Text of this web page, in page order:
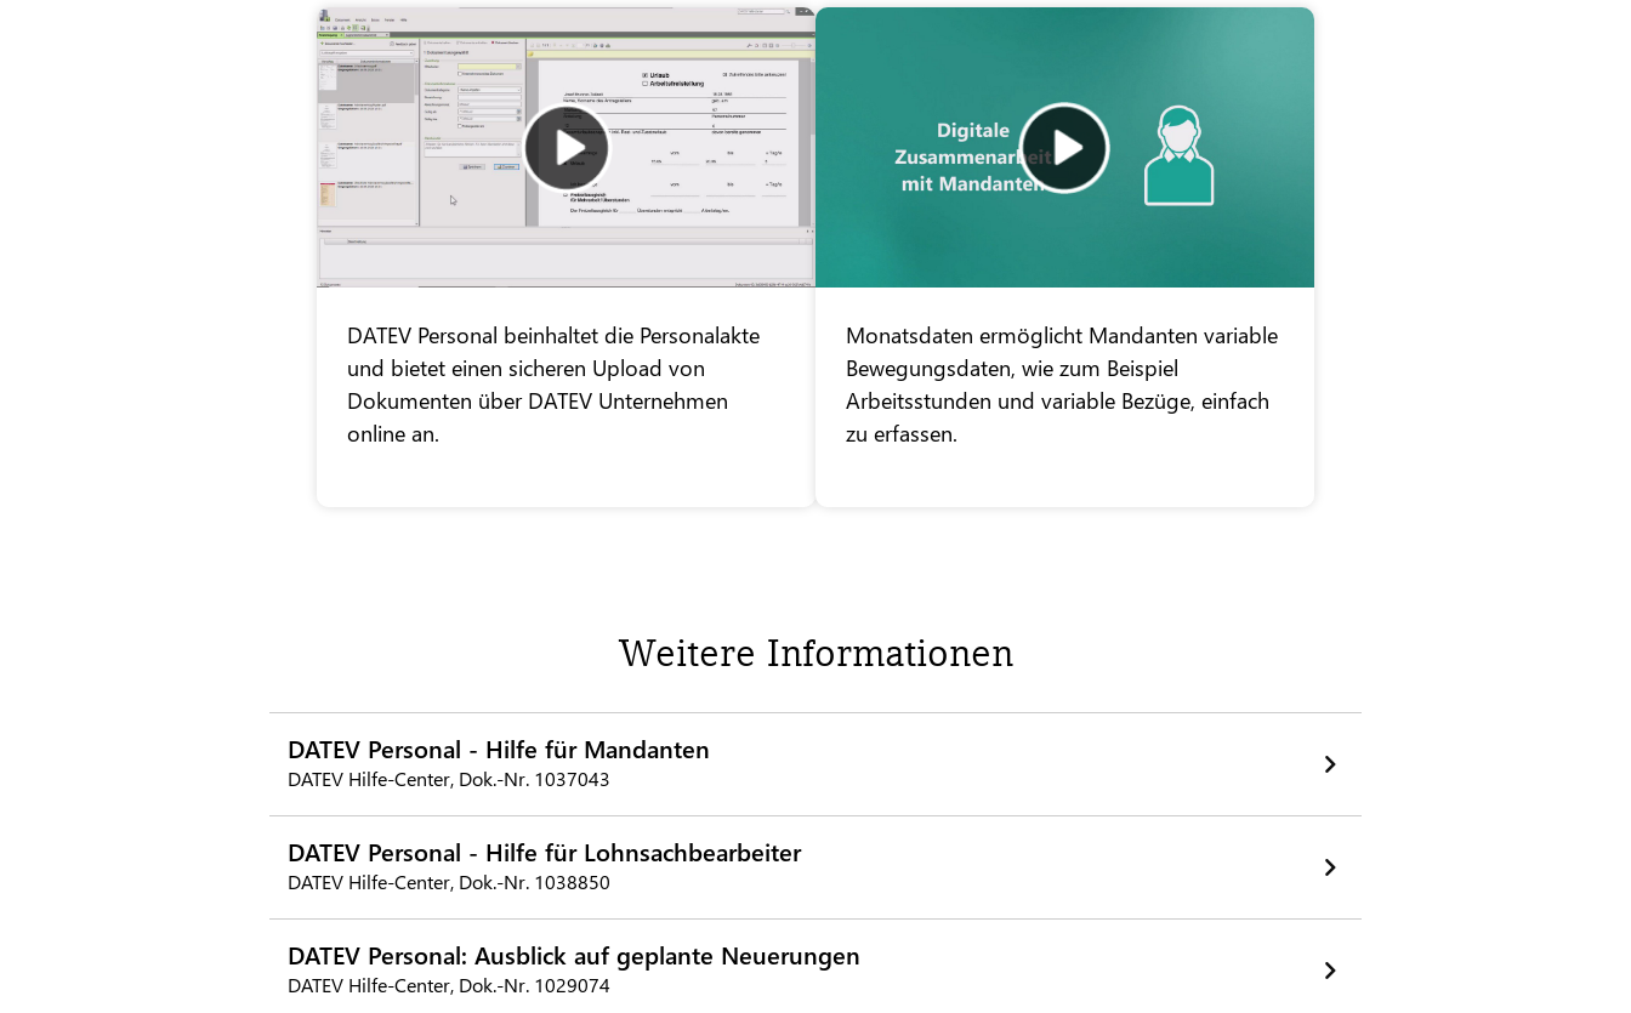
DATEV Personal beinhaltet die Personalakte
und bietet einen sicheren Upload von
Dokumenten über DATEV Unternehmen
online an.
Monatsdaten ermöglicht Mandanten variable
Bewegungsdaten, wie zum Beispiel
Arbeitsstunden und variable Bezüge, einfach
zu erfassen.
Weitere Informationen
DATEV Personal - Hilfe für Mandanten
DATEV Hilfe-Center, Dok.-Nr. 1037043
DATEV Personal - Hilfe für Lohnsachbearbeiter
DATEV Hilfe-Center, Dok.-Nr. 1038850
DATEV Personal: Ausblick auf geplante Neuerungen
DATEV Hilfe-Center, Dok.-Nr. 1029074